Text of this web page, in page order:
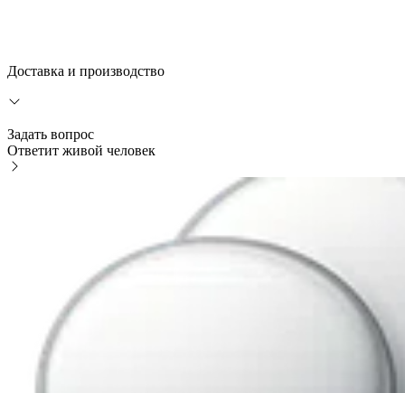
Доставка и производство
Задать вопрос
Ответит живой человек